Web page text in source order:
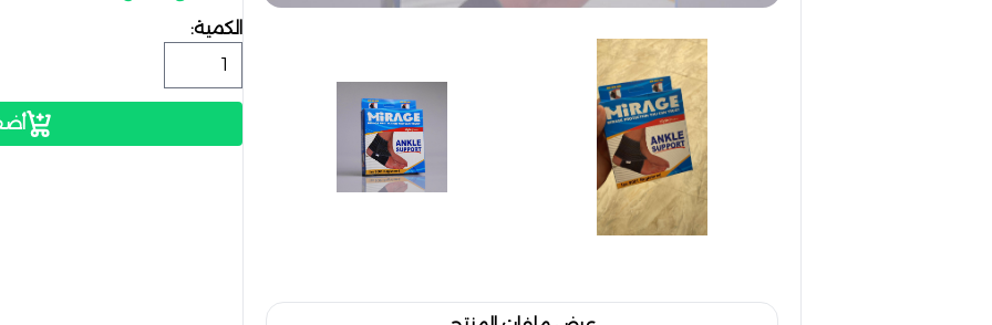
الكمية: